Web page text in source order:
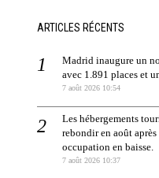
ARTICLES RÉCENTS
Madrid inaugure un
avec 1.891 places et
7 août 2026 10:54
Les hébergements
rebondir en août
occupation en baisse.
7 août 2026 10:37